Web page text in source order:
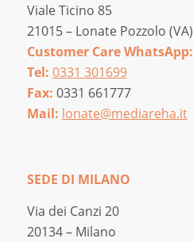
Viale Ticino 85
21015 – Lonate Pozzolo (VA)
Customer Care WhatsApp:
Tel: 0331 301699
Fax: 0331 661777
Mail: lonate@mediareha.it
SEDE DI MILANO
Via dei Canzi 20
20134 – Milano